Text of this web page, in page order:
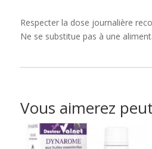
Respecter la dose journalière
Ne se substitue pas à une
Vous aimerez